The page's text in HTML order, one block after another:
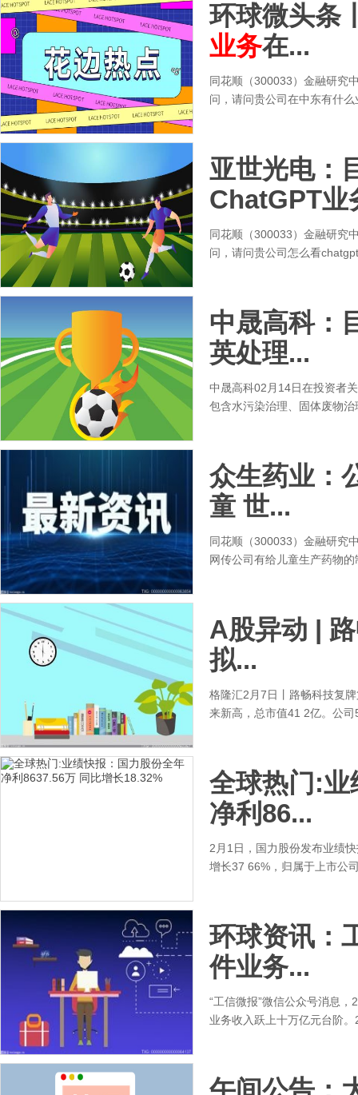
环球微头条
业务在...
同花顺（300033）金融研究
问，请问贵公司在中东有什
亚世光电：
ChatGPT业
同花顺（300033）金融研究
问，请问贵公司怎么看
中晟高科：
英处理...
中晟高科02月14日在投资者
包含水污染治理、固体废物
众生药业：
童 世...
同花顺（300033）金融研究
网传公司有给儿童生产药物
A股异动 |
拟...
格隆汇2月7日丨路畅科技复
来新高，总市值41 2亿。公
全球热门:业
净利86...
2月1日，国力股份发布业绩
增长37 66%，归属于上市公
环球资讯：
件业务...
“工信微报”微信公众号消息
业务收入跃上十万亿元台阶